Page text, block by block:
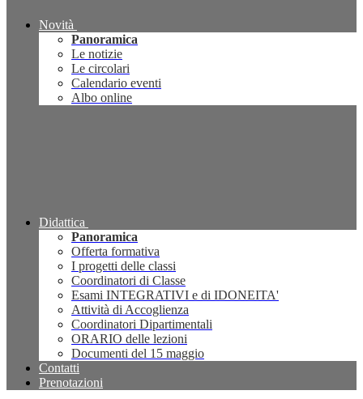
Novità
Panoramica
Le notizie
Le circolari
Calendario eventi
Albo online
Didattica
Panoramica
Offerta formativa
I progetti delle classi
Coordinatori di Classe
Esami INTEGRATIVI e di IDONEITA'
Attività di Accoglienza
Coordinatori Dipartimentali
ORARIO delle lezioni
Documenti del 15 maggio
Contatti
Prenotazioni